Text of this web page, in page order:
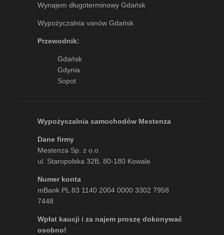
Wynajem długoterminowy Gdańsk
Wypożyczalnia vanów Gdańsk
Przewodnik:
Gdańsk
Gdynia
Sopot
Wypożyczalnia samochodów Mestenza
Dane firmy
Mestenza Sp. z o.o.
ul. Staropolska 32B, 80-180 Kowale
Numer konta
mBank PL 83 1140 2004 0000 3302 7958
7448
Wpłat kaucji i za najem proszę dokonywać
osobno!